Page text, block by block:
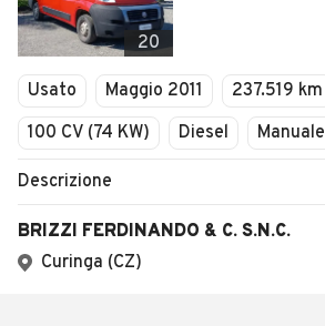
20
Usato Maggio 2011
237.519 km
100 CV (74 KW)
Diesel Manuale
Descrizione
BRIZZI FERDINANDO & C. S.N.C.
Curinga (CZ)